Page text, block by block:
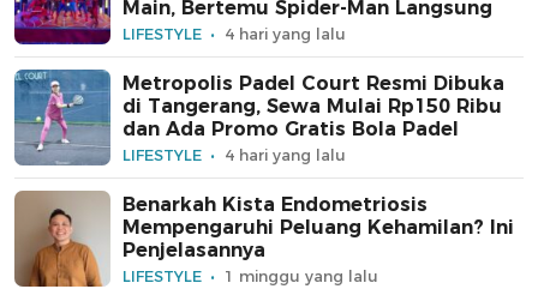
Main, Bertemu Spider-Man Langsung
LIFESTYLE 4 hari yang lalu
Metropolis Padel Court Resmi Dibuka
di Tangerang, Sewa Mulai Rp150 Ribu
dan Ada Promo Gratis Bola Padel
LIFESTYLE 4 hari yang lalu
Benarkah Kista Endometriosis
Mempengaruhi Peluang Kehamilan? Ini
Penjelasannya
LIFESTYLE 1 minggu yang lalu